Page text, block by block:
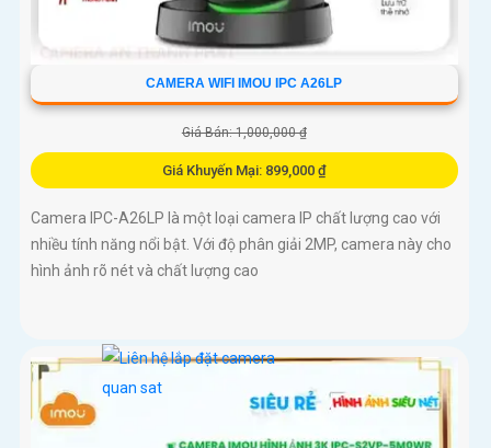
CAMERA WIFI IMOU IPC A26LP
Giá Bán: 1,000,000 ₫
Giá Khuyến Mại: 899,000 ₫
Camera IPC-A26LP là một loại camera IP chất lượng cao với
nhiều tính năng nổi bật. Với độ phân giải 2MP, camera này cho
hình ảnh rõ nét và chất lượng cao